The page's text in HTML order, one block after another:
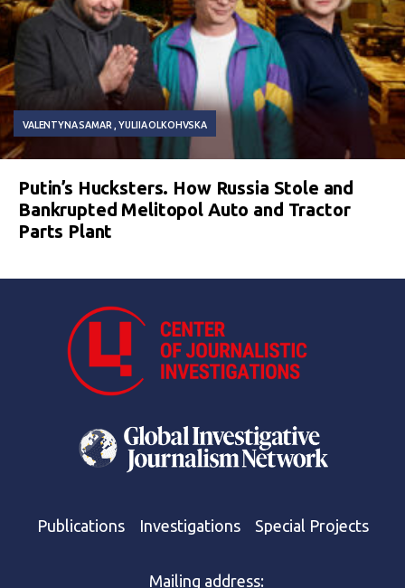
VALENTYNA SAMAR YULIIA OLKOHVSKA
Putin’s Hucksters. How Russia Stole and
Bankrupted Melitopol Auto and Tractor
Parts Plant
Publications Investigations Special Projects
Mailing address: